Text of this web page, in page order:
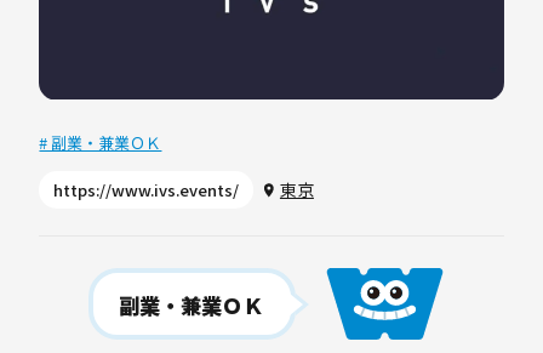
# 副業・兼業ＯＫ
https://www.ivs.events/ 東京
副業・兼業ＯＫ